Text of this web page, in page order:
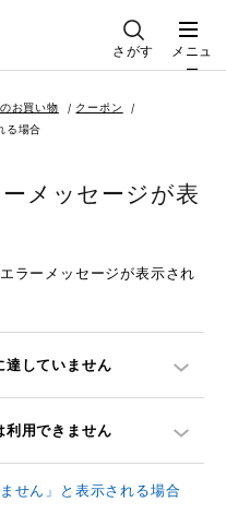
さがす
メニュ
ー
お買い物
クーポン
る場合
メッセージが表
ラーメッセージが表示され
達していません
利用できません
せん」と表示される場合